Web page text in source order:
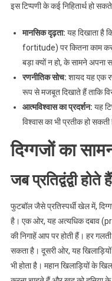
इस टिप्पणी के कई निहितार्थ हो
मानसिक दृढ़ता: यह दिखाता है
fortitude) पर कितना काम करते
बड़ा क्यों न हो, के सामने अपना
रणनीतिक सोच: शायद यह एक
रूप से मजबूत दिखाते हैं ताकि
आत्मविश्वास का प्रदर्शन: यह
विश्वास का भी प्रतीक हो सकती
दिग्गजों का
जब प्रतिद्वंद्वी होते
फुटबॉल जैसे प्रतिस्पर्धी खेल में,
है। एक ओर, यह अत्यधिक दबाव
की निगाहें आप पर होती हैं। हर
सकता है। दूसरी ओर, यह
भी होता है। महान खिलाड़ियों के